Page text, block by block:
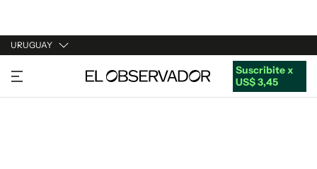
URUGUAY
URUGUAY
ARGENTINA
Suscribite x
US$ 3,45